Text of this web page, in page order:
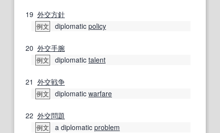
19 外交方針
例文 diplomatic policy
20 外交手腕
例文 diplomatic talent
21 外交戦争
例文 diplomatic warfare
22 外交問題
例文 a diplomatic problem